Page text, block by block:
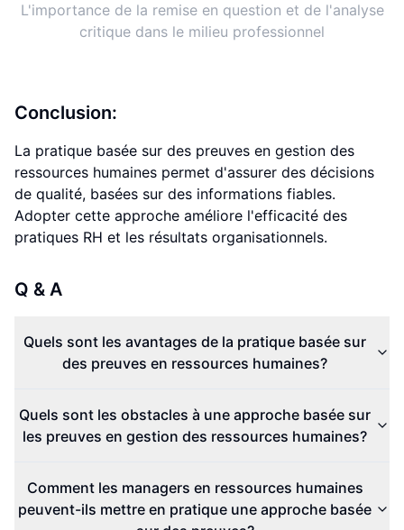
L'importance de la remise en question et de l'analyse
critique dans le milieu professionnel
Conclusion:
La pratique basée sur des preuves en gestion des
ressources humaines permet d'assurer des décisions
de qualité, basées sur des informations fiables.
Adopter cette approche améliore l'efficacité des
pratiques RH et les résultats organisationnels.
Q & A
Quels sont les avantages de la pratique basée sur
des preuves en ressources humaines?
Quels sont les obstacles à une approche basée sur
les preuves en gestion des ressources humaines?
Comment les managers en ressources humaines
peuvent-ils mettre en pratique une approche basée